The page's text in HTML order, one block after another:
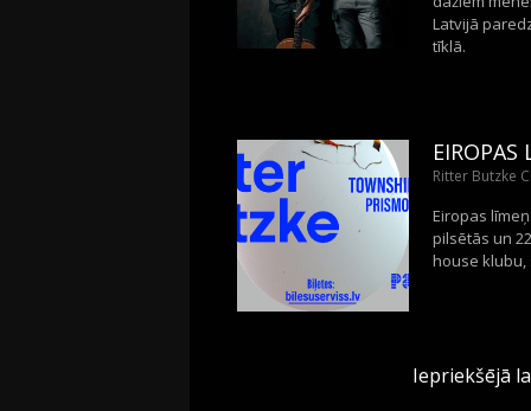
Latvijā
tīklā.
Ritter Butzke
Eiropas
pilsētās un
house klubu,
Iepriekšējā